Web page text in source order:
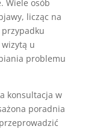
Wiele osób
licząc na
u
problemu
konsultacja w
poradnia